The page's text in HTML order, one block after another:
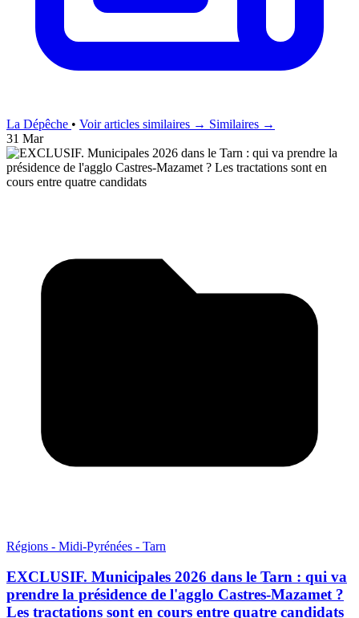
La Dépêche • Voir articles similaires → Similaires →
31 Mar
Régions - Midi-Pyrénées - Tarn
EXCLUSIF. Municipales 2026 dans le Tarn : qui va
prendre la présidence de l'agglo Castres-Mazamet ?
Les tractations sont en cours entre quatre candidats